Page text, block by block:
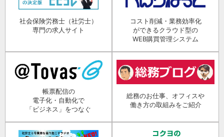
社会保険労務士（社労士）
専門の求人サイト
コスト削減・業務効率化
ができるクラウド型の
WEB購買管理システム
帳票配信の
電子化・自動化で
「ビジネス」をつなぐ
総務のお仕事、オフィスや
働き方の取組みをご紹介